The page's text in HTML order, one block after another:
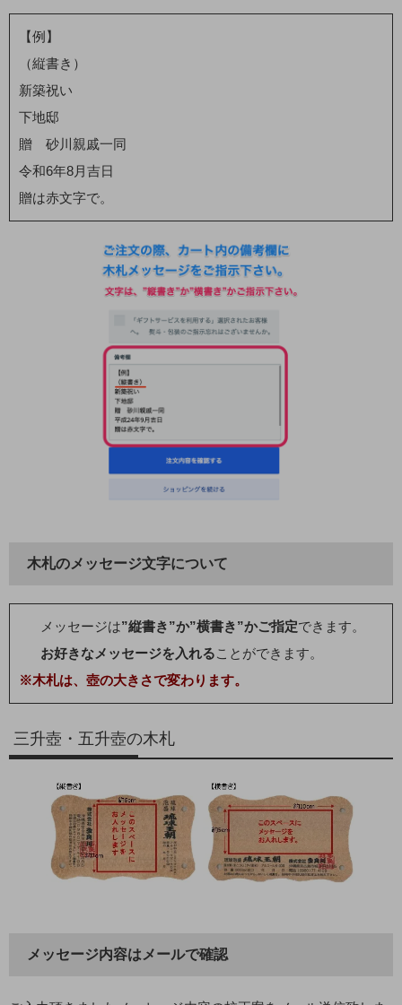
【例】
（縦書き）
新築祝い
下地邸
贈 砂川親戚一同
令和6年8月吉日
贈は赤文字で。
木札のメッセージ文字について
メッセージは”縦書き”か”横書き”かご指定できます。
お好きなメッセージを入れることができます。
※木札は、壺の大きさで変わります。
三升壺・五升壺の木札
メッセージ内容はメールで確認